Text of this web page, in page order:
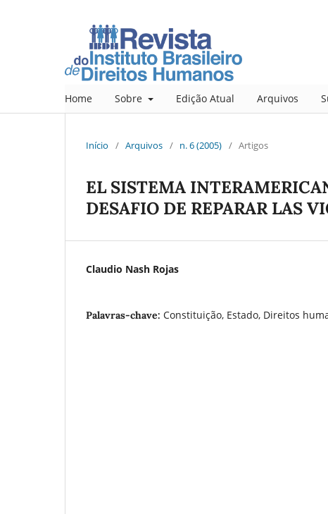
Home Sobre Edição Atual Arquivos
Início / Arquivos / n. 6 (2005) / Artigos
EL SISTEMA
DESAFIO DE REPARAR LAS
Claudio Nash Rojas
Palavras-chave: Constituição, Estado, Direitos